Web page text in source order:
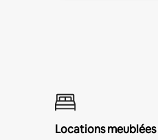
Locations meublées